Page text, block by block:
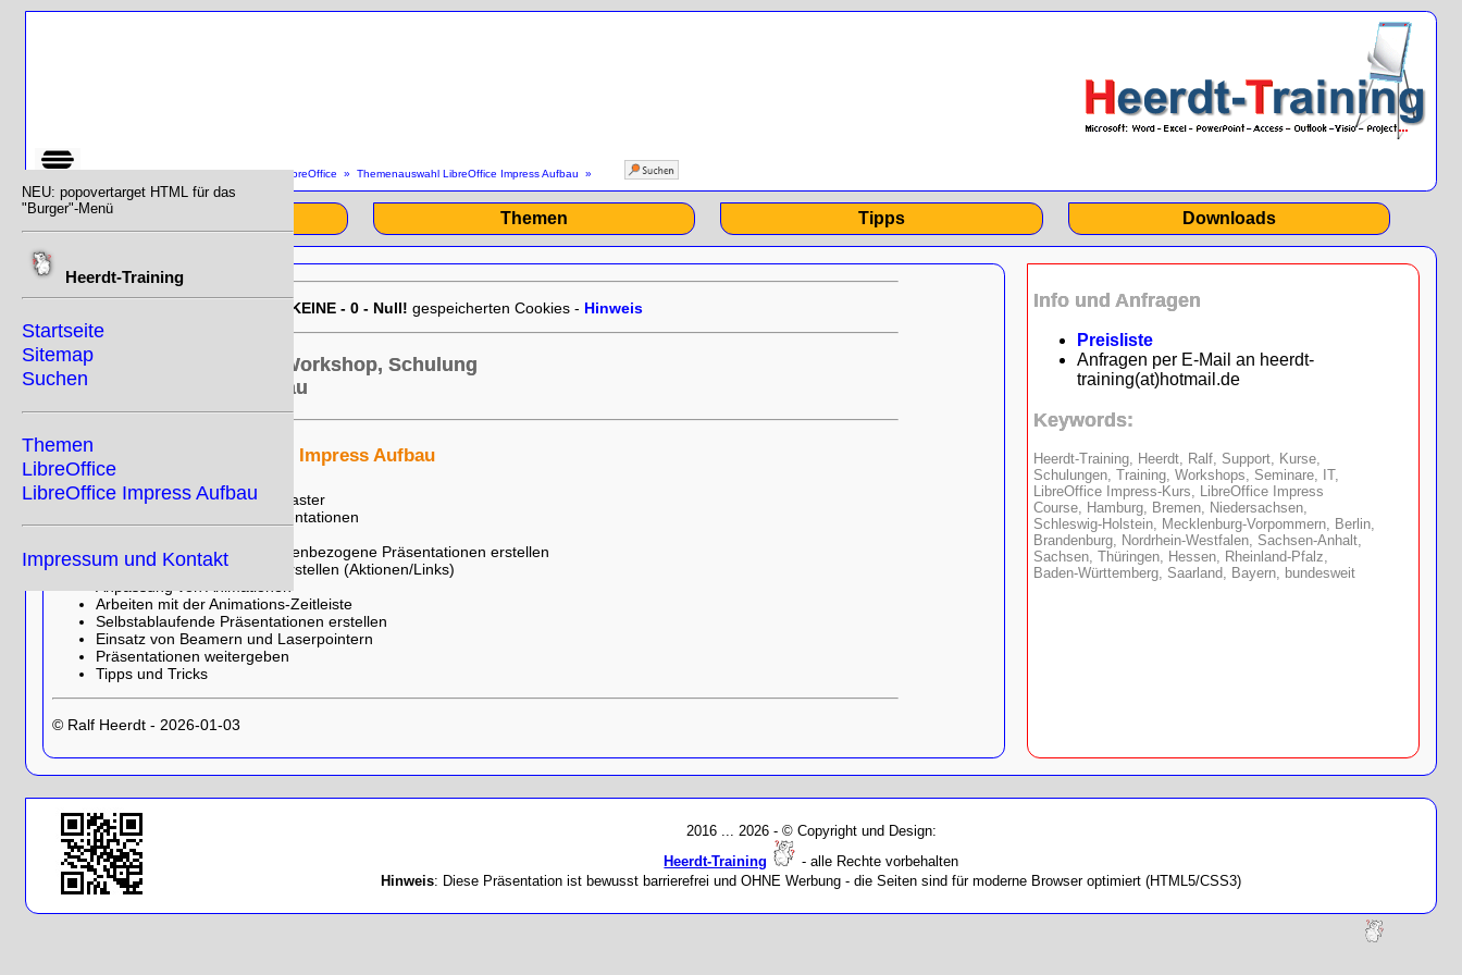
NEU: popovertarget HTML für das
"Burger"-Menü
Heerdt-Training
Startseite
Sitemap
Suchen
Themen
LibreOffice
LibreOffice Impress Aufbau
Impressum und Kontakt
SiteMap»Startseite»Themen»LibreOffice »Themenauswahl LibreOffice Impress Aufbau »
Themen Tipps Downloads
KEINE - 0 - Null! gespeicherten Cookies - Hinweis
Kurs, Training, Seminar, Workshop, Schulung
LibreOffice Impress Aufbau
Themenauswahl LibreOffice Impress Aufbau
Erstellen eigener Vorlagenmaster
Arbeiten mit mehreren Präsentationen
Benutzerdefinierte/Zielgruppenbezogene Präsentationen erstellen
Interaktive Präsentationen erstellen (Aktionen/Links)
Arbeiten mit der Animations-Zeitleiste
Selbstablaufende Präsentationen erstellen
Einsatz von Beamern und Laserpointern
Präsentationen weitergeben
Tipps und Tricks
© Ralf Heerdt - 2026-01-03
Info und Anfragen
Preisliste
Anfragen per E-Mail an heerdt-
training(at)hotmail.de
Keywords:
Heerdt-Training, Heerdt, Ralf, Support, Kurse,
Schulungen, Training, Workshops, Seminare, IT,
LibreOffice Impress-Kurs, LibreOffice Impress
Course, Hamburg, Bremen, Niedersachsen,
Schleswig-Holstein, Mecklenburg-Vorpommern, Berlin,
Brandenburg, Nordrhein-Westfalen, Sachsen-Anhalt,
Sachsen, Thüringen, Hessen, Rheinland-Pfalz,
Baden-Württemberg, Saarland, Bayern, bundesweit
2016 ... 2026 - © Copyright und Design:
Heerdt-Training
- alle Rechte vorbehalten
Hinweis: Diese Präsentation ist bewusst barrierefrei und OHNE Werbung - die Seiten sind für moderne Browser optimiert (HTML5/CSS3)